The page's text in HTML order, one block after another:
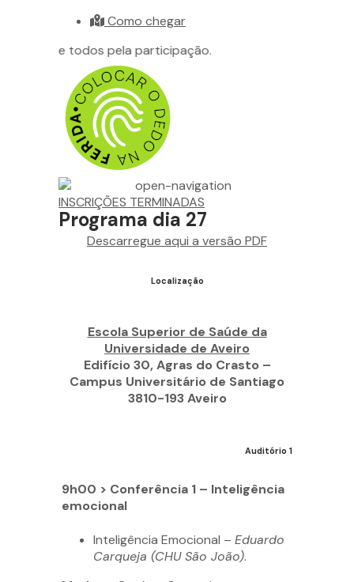
Como chegar
e todos pela participação.
INSCRIÇÕES TERMINADAS
Programa dia 27
Descarregue aqui a versão PDF
Localização
Escola Superior de Saúde da
Universidade de Aveiro
Edifício 30, Agras do Crasto –
Campus Universitário de Santiago
3810-193 Aveiro
Auditório 1
9h00 > Conferência 1 – Inteligência
emocional
Inteligência Emocional – Eduardo
Carqueja (CHU São João).